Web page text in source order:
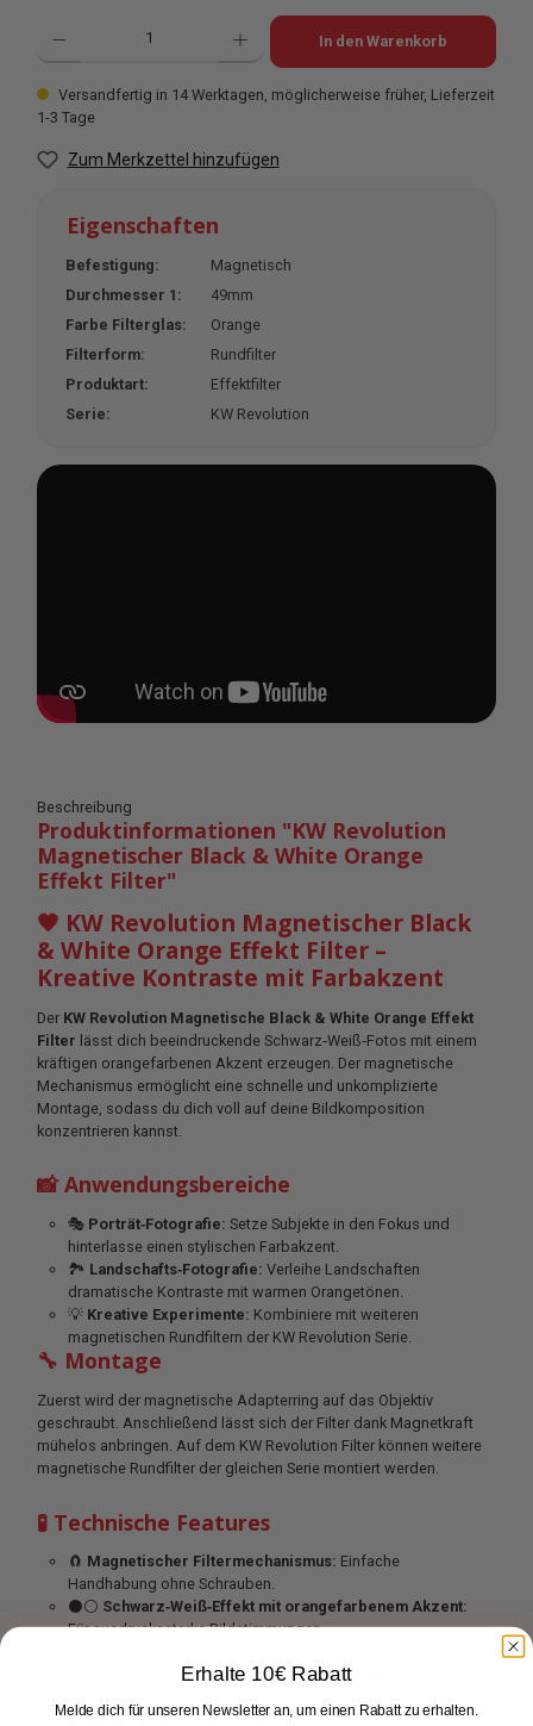
Produkt Anzahl: Gib den gewünschten Wert ein oder benutze die
In den Warenkorb
Versandfertig in 14 Werktagen, möglicherweise früher, Lieferzeit
1-3 Tage
Zum Merkzettel hinzufügen
Eigenschaften
Befestigung:
Magnetisch
Durchmesser 1:
49mm
Farbe Filterglas:
Orange
Filterform:
Rundfilter
Produktart:
Effektfilter
Serie:
KW Revolution
Beschreibung
Produktinformationen "KW Revolution
Magnetischer Black & White Orange
Effekt Filter"
🖤 KW Revolution Magnetischer Black
& White Orange Effekt Filter –
Kreative Kontraste mit Farbakzent
Der KW Revolution Magnetische Black & White Orange Effekt
Filter lässt dich beeindruckende Schwarz‑Weiß‑Fotos mit einem
kräftigen orangefarbenen Akzent erzeugen. Der magnetische
Mechanismus ermöglicht eine schnelle und unkomplizierte
Montage, sodass du dich voll auf deine Bildkomposition
konzentrieren kannst.
📸 Anwendungsbereiche
🎭 Porträt‑Fotografie: Setze Subjekte in den Fokus und
hinterlasse einen stylischen Farbakzent.
🏞 Landschafts‑Fotografie: Verleihe Landschaften
dramatische Kontraste mit warmen Orangetönen.
💡 Kreative Experimente: Kombiniere mit weiteren
magnetischen Rundfiltern der KW Revolution Serie.
🔧 Montage
Zuerst wird der magnetische Adapterring auf das Objektiv
geschraubt. Anschließend lässt sich der Filter dank Magnetkraft
mühelos anbringen. Auf dem KW Revolution Filter können weitere
magnetische Rundfilter der gleichen Serie montiert werden.
🧪 Technische Features
🧲 Magnetischer Filtermechanismus: Einfache
Handhabung ohne Schrauben.
⚫️⚪️ Schwarz‑Weiß‑Effekt mit orangefarbenem Akzent:
Für ausdrucksstarke Bildstimmungen.
Kompatibel mit einer Vielzahl von Objektiven:
Erhalte 10€ Rabatt
Melde dich für unseren Newsletter an, um einen Rabatt zu erhalten.